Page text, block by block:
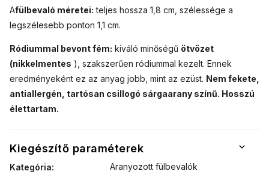
Afülbevaló méretei: teljes hossza 1,8 cm, szélessége a
legszélesebb ponton 1,1 cm.
Ródiummal bevont fém: kiváló minőségű ötvözet
(nikkelmentes ), szakszerűen ródiummal kezelt. Ennek
eredményeként ez az anyag jobb, mint az ezüst. Nem fekete,
antiallergén, tartósan csillogó sárgaarany színű. Hosszú
élettartam.
Kiegészítő paraméterek
Kategória:
Aranyozott fülbevalók